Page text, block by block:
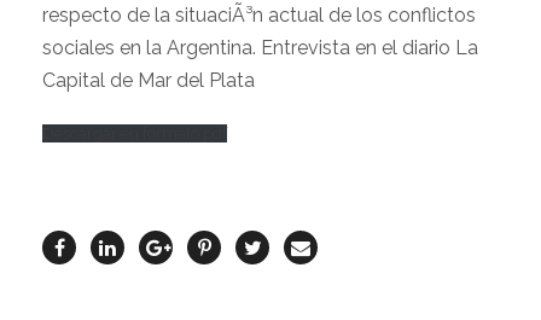
respecto de la situaciÃ³n actual de los conflictos
sociales en la Argentina. Entrevista en el diario La
Capital de Mar del Plata